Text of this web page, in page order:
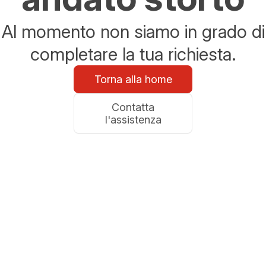
Al momento non siamo in grado di
completare la tua richiesta.
Torna alla home
Contatta
l'assistenza